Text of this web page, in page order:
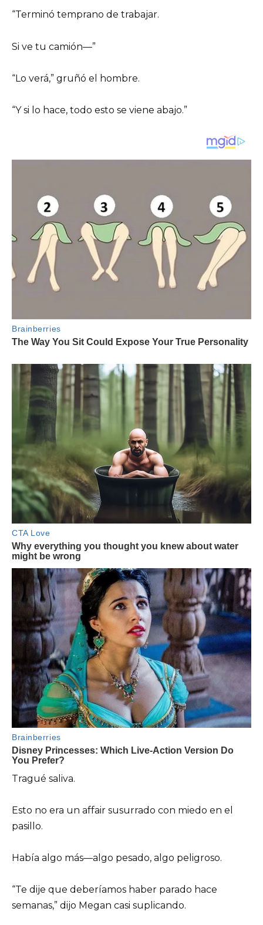
“Terminó temprano de trabajar.
Si ve tu camión—”
“Lo verá,” gruñó el hombre.
“Y si lo hace, todo esto se viene abajo.”
Tragué saliva.
Esto no era un affair susurrado con miedo en el
pasillo.
Había algo más—algo pesado, algo peligroso.
“Te dije que deberíamos haber parado hace
semanas,” dijo Megan casi suplicando.